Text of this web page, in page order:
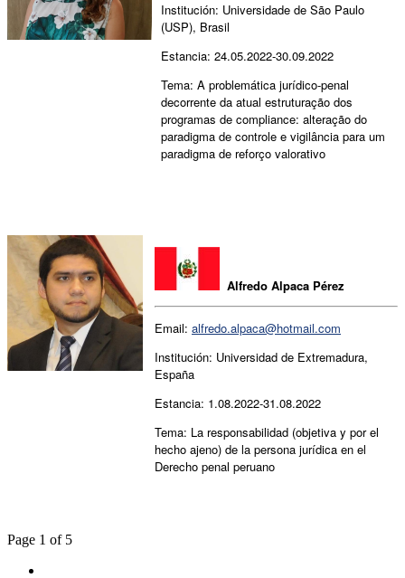
Institución: Universidade de São Paulo
(USP), Brasil
Estancia: 24.05.2022-30.09.2022
Tema: A problemática jurídico-penal
decorrente da atual estruturação dos
programas de compliance: alteração do
paradigma de controle e vigilância para um
paradigma de reforço valorativo
Alfredo Alpaca Pérez
Email: alfredo.alpaca@hotmail.com
Institución: Universidad de Extremadura,
España
Estancia: 1.08.2022-31.08.2022
Tema: La responsabilidad (objetiva y por el
hecho ajeno) de la persona jurídica en el
Derecho penal peruano
Page 1 of 5